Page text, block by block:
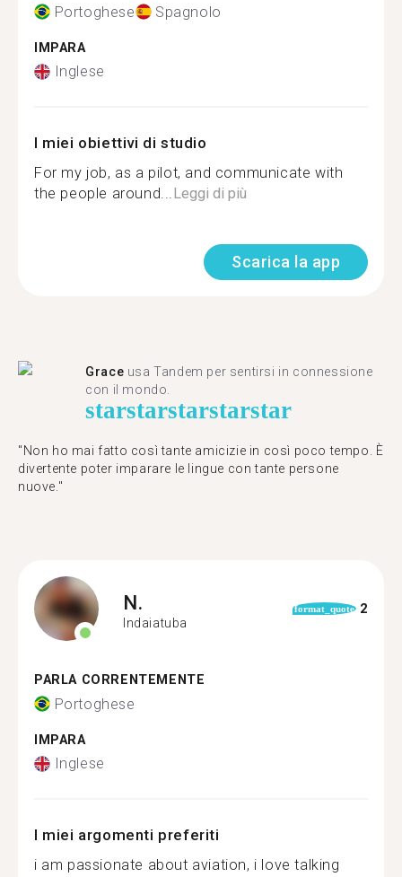
Portoghese Spagnolo
IMPARA
Inglese
I miei obiettivi di studio
For my job, as a pilot, and communicate with
the people around...Leggi di più
Scarica la app
Grace usa Tandem per sentirsi in connessione
con il mondo.
starstarstarstarstar
"Non ho mai fatto così tante amicizie in così poco tempo. È
divertente poter imparare le lingue con tante persone
nuove."
N.
Indaiatuba
format_quote 2
PARLA CORRENTEMENTE
Portoghese
IMPARA
Inglese
I miei argomenti preferiti
i am passionate about aviation, i love talking